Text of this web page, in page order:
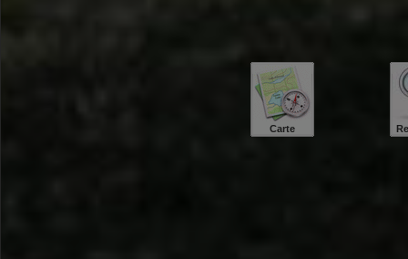
Carte